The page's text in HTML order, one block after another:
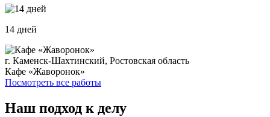
14 дней
г. Каменск-Шахтинский, Ростовская область
Кафе «Жаворонок»
Посмотреть все работы
Наш подход к делу